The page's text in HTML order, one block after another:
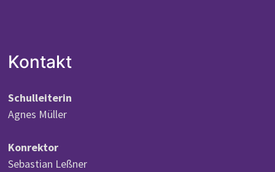
Kontakt
Schulleiterin
Agnes Müller
Konrektor
Sebastian Leßner